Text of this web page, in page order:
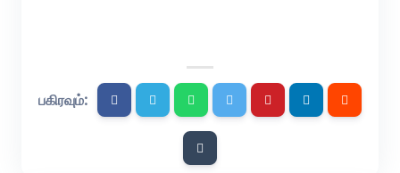
பகிரவும்: